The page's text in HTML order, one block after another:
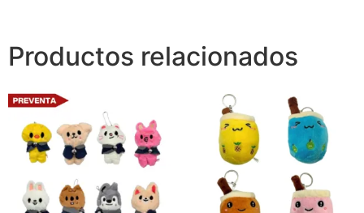
Productos relacionados